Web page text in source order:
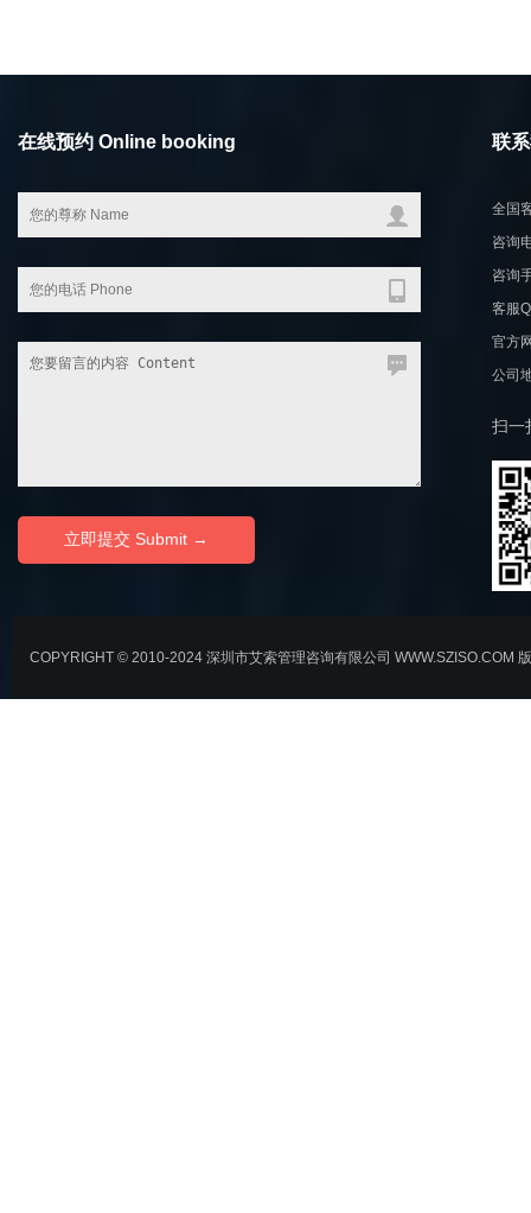
在线预约 Online booking 联
全国
咨询
咨询
客服
官方
公司
扫一
COPYRIGHT © 2010-2024 深圳市艾索管理咨询有限公司 WWW.SZISO.COM